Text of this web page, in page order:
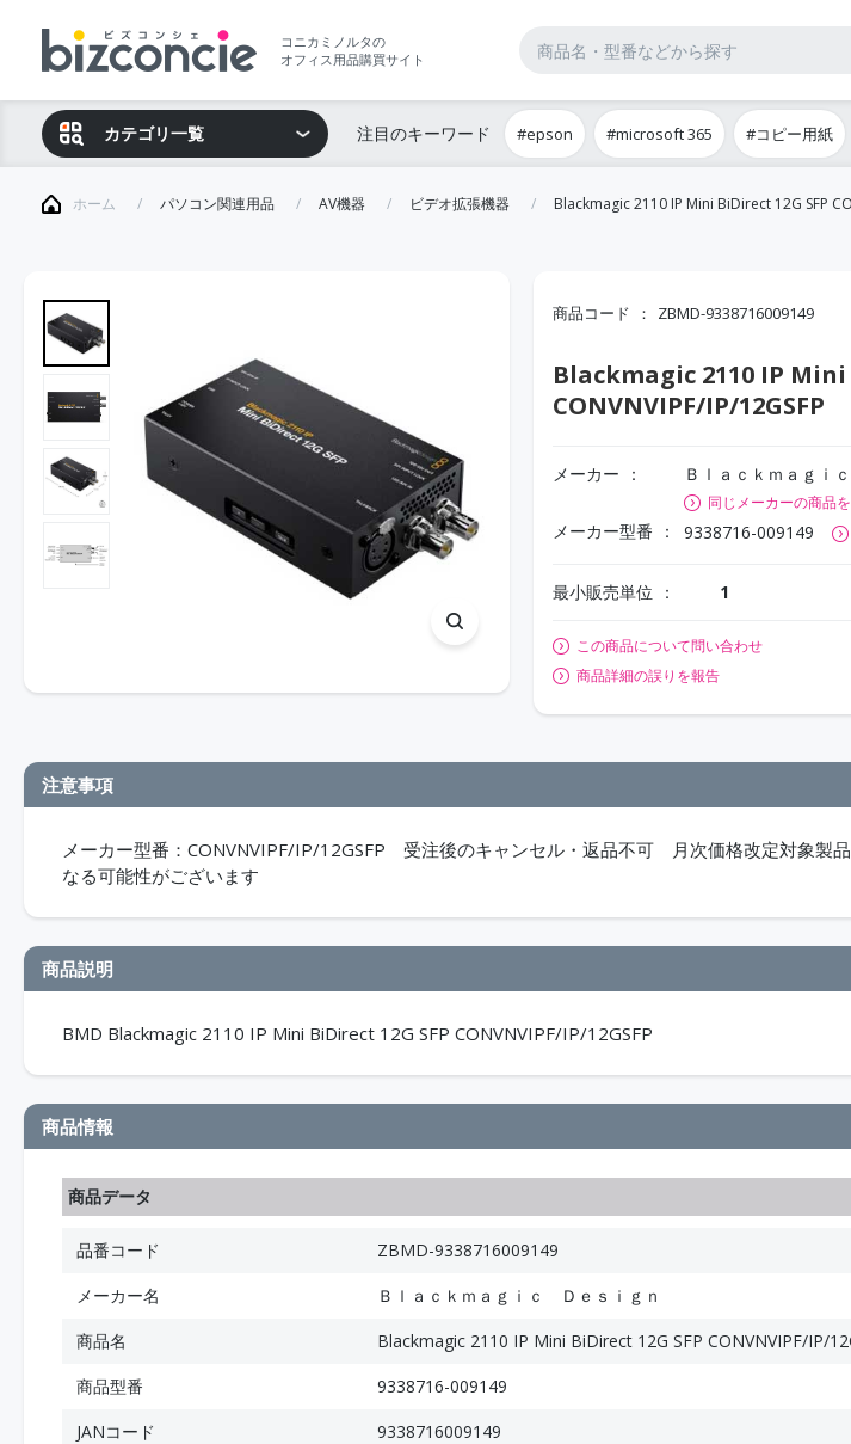
コニカミノルタの
オフィス用品購買サイト
カテゴリ一覧 注目のキーワード #epson #microsoft 365 #コピー用紙
ホーム パソコン関連用品 AV機器 ビデオ拡張機器 Blackmagic 2110 IP Mini BiDirect 12G SFP
商品コード ZBMD-9338716009149
Blackmagic 2110 IP Mini
CONVNVIPF/IP/12GSFP
メーカー Ｂｌａｃｋｍａｇｉ
同じメーカーの商品
メーカー型番 9338716-009149
最小販売単位 1
この商品について問い合わせ
商品詳細の誤りを報告
注意事項
メーカー型番：CONVNVIPF/IP/12GSFP 受注後のキャンセル・返品不可 月次価格改定対象製
なる可能性がございます
商品説明
BMD Blackmagic 2110 IP Mini BiDirect 12G SFP CONVNVIPF/IP/12GSFP
商品情報
商品データ
品番コード
ZBMD-9338716009149
メーカー名
Ｂｌａｃｋｍａｇｉｃ Ｄｅｓｉｇｎ
商品名
Blackmagic 2110 IP Mini BiDirect 12G SFP CONVNVIPF/IP/
商品型番
9338716-009149
JANコード
9338716009149